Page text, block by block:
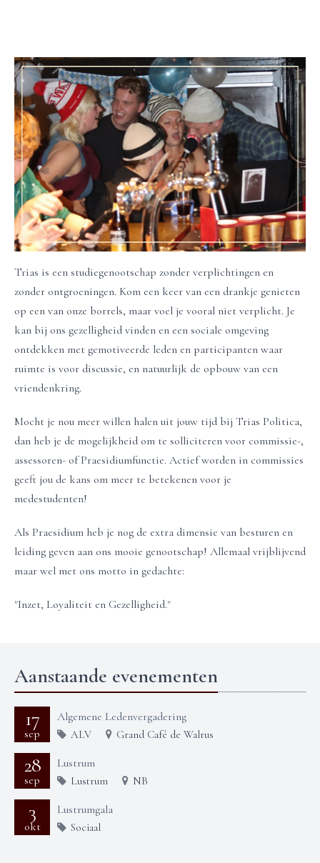
Trias is een studiegenootschap zonder verplichtingen en
zonder ontgroeningen. Kom een keer van een drankje genieten
op een van onze borrels, maar voel je vooral niet verplicht. Je
kan bij ons gezelligheid vinden en een sociale omgeving
ontdekken met gemotiveerde leden en participanten waar
ruimte is voor discussie, en natuurlijk de opbouw van een
vriendenkring.
Mocht je nou meer willen halen uit jouw tijd bij Trias Politica,
dan heb je de mogelijkheid om te solliciteren voor commissie-,
assessoren- of Praesidiumfunctie. Actief worden in commissies
geeft jou de kans om meer te betekenen voor je
medestudenten!
Als Praesidium heb je nog de extra dimensie van besturen en
leiding geven aan ons mooie genootschap! Allemaal vrijblijvend
maar wel met ons motto in gedachte:
"Inzet, Loyaliteit en Gezelligheid."
Aanstaande evenementen
17
sep
Algemene Ledenvergadering
ALV Grand Café de Walrus
28
sep
Lustrum
Lustrum NB
3
okt
Lustrumgala
Sociaal